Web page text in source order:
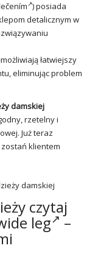
)posiada
detalicznym w
łatwiejszy
eliminując problem
damskiej
rzetelny i
Już teraz
klientem
damskiej
czytaj
leg –